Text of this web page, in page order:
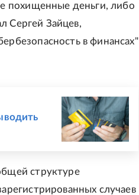
похищенные деньги, либо
Сергей Зайцев,
в финансах"
структуре
случаев